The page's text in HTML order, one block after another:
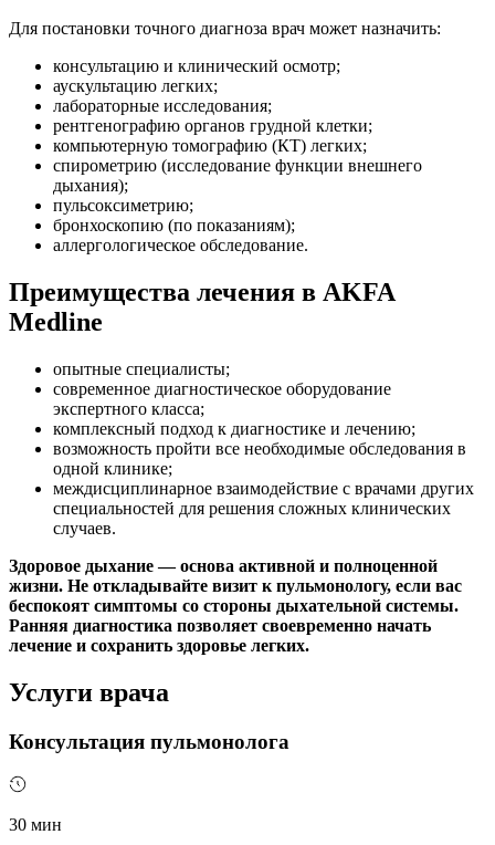
Для постановки точного диагноза врач может назначить:
консультацию и клинический осмотр;
аускультацию легких;
лабораторные исследования;
рентгенографию органов грудной клетки;
компьютерную томографию (КТ) легких;
спирометрию (исследование функции внешнего
дыхания);
пульсоксиметрию;
бронхоскопию (по показаниям);
аллергологическое обследование.
Преимущества лечения в AKFA
Medline
опытные специалисты;
современное диагностическое оборудование
экспертного класса;
комплексный подход к диагностике и лечению;
возможность пройти все необходимые обследования в
одной клинике;
междисциплинарное взаимодействие с врачами других
специальностей для решения сложных клинических
случаев.
Здоровое дыхание — основа активной и полноценной
жизни. Не откладывайте визит к пульмонологу, если вас
беспокоят симптомы со стороны дыхательной системы.
Ранняя диагностика позволяет своевременно начать
лечение и сохранить здоровье легких.
Услуги врача
Консультация пульмонолога
30 мин